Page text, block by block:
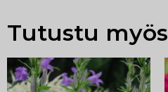
Tutustu myös